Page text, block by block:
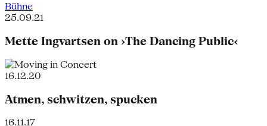
Bühne
25.09.21
Mette Ingvartsen on ›The Dancing Public‹
16.12.20
Atmen, schwitzen, spucken
16.11.17